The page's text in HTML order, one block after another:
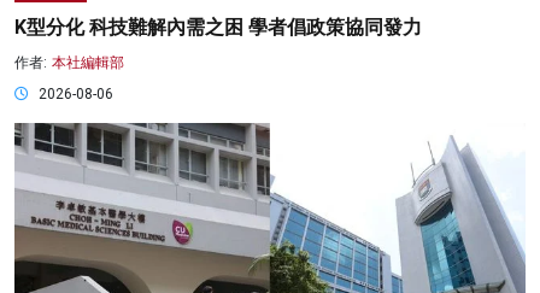
K型分化 科技難解內需之困 學者倡政策協同發力
作者: 本社編輯部
2026-08-06